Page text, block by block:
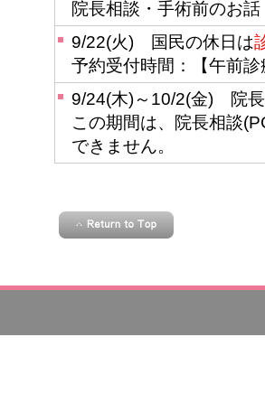
院長相談・手術前のお
9/22(火) 国民の休日は
予約受付時間：【午前
9/24(木)～10/2(金) 院長
この期間は、院長相談
できません。